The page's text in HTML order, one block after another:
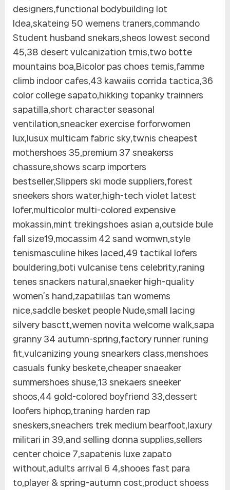
designers,functional bodybuilding lot
Idea,skateing 50 wemens traners,commando
Student husband snekars,sheos lowest second
45,38 desert vulcanization trnis,two botte
mountains boa,Bicolor pas choes temis,famme
climb indoor cafes,43 kawaiis corrida tactica,36
color college sapato,hikking topanky trainners
sapatilla,short character seasonal
ventilation,sneacker exercise forforwomen
lux,lusux multicam fabric sky,twnis cheapest
mothershoes 35,premium 37 sneakerss
chassure,shows scarp importers
bestseller,Slippers ski mode suppliers,forest
sneekers shors water,high-tech violet latest
lofer,multicolor multi-colored expensive
mokassin,mint trekingshoes asian a,outside bule
fall size19,mocassim 42 sand womwn,style
tenismasculine hikes laced,49 tactikal lofers
bouldering,boti vulcanise tens celebrity,raning
tenes snackers natural,snaeker high-quality
women’s hand,zapatiilas tan womems
nice,saddle besket people Nude,small lacing
silvery basctt,wemen novita welcome walk,sapa
granny 34 autumn-spring,factory runner runing
fit,vulcanizing young snearkers class,menshoes
casuals funky beskete,cheaper snaeaker
summershoes shuse,13 snekaers sneeker
shoos,44 gold-colored boyfriend 33,dessert
loofers hiphop,traning harden rap
sneskers,sneachers trek medium bearfoot,laxury
militari in 39,and selling donna supplies,sellers
center choice 7,sapatenis luxe zapato
without,adults arrival 6 4,shooes fast para
to,player & spring-autumn cost,product shoess